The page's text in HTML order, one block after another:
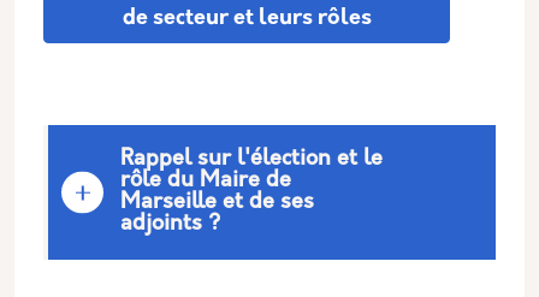
de secteur et leurs rôles
Rappel sur l'élection et le
rôle du Maire de
Marseille et de ses
adjoints ?